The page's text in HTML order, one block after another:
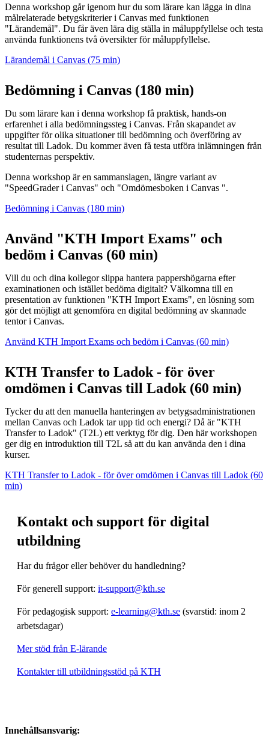
Denna workshop går igenom hur du som lärare kan lägga in dina
målrelaterade betygskriterier i Canvas med funktionen
"Lärandemål". Du får även lära dig ställa in måluppfyllelse och testa
använda funktionens två översikter för måluppfyllelse.
Lärandemål i Canvas (75 min)
Bedömning i Canvas (180 min)
Du som lärare kan i denna workshop få praktisk, hands-on
erfarenhet i alla bedömningssteg i Canvas. Från skapandet av
uppgifter för olika situationer till bedömning och överföring av
resultat till Ladok. Du kommer även få testa utföra inlämningen från
studenternas perspektiv.
Denna workshop är en sammanslagen, längre variant av
"SpeedGrader i Canvas" och "Omdömesboken i Canvas ".
Bedömning i Canvas (180 min)
Använd "KTH Import Exams" och
bedöm i Canvas (60 min)
Vill du och dina kollegor slippa hantera pappershögarna efter
examinationen och istället bedöma digitalt? Välkomna till en
presentation av funktionen "KTH Import Exams", en lösning som
gör det möjligt att genomföra en digital bedömning av skannade
tentor i Canvas.
Använd KTH Import Exams och bedöm i Canvas (60 min)
KTH Transfer to Ladok - för över
omdömen i Canvas till Ladok (60 min)
Tycker du att den manuella hanteringen av betygsadministrationen
mellan Canvas och Ladok tar upp tid och energi? Då är "KTH
Transfer to Ladok" (T2L) ett verktyg för dig. Den här workshopen
ger dig en introduktion till T2L så att du kan använda den i dina
kurser.
KTH Transfer to Ladok - för över omdömen i Canvas till Ladok (60
min)
Kontakt och support för digital
utbildning
Har du frågor eller behöver du handledning?
För generell support: it-support@kth.se
För pedagogisk support: e-learning@kth.se (svarstid: inom 2
arbetsdagar)
Mer stöd från E-lärande
Kontakter till utbildningsstöd på KTH
Innehållsansvarig: